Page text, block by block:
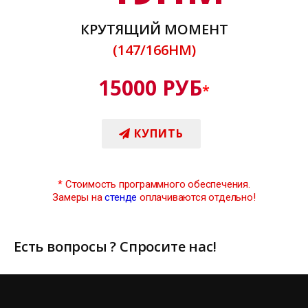
КРУТЯЩИЙ МОМЕНТ
(147/166НМ)
15000 РУБ*
КУПИТЬ
* Стоимость программного обеспечения.
Замеры настенде оплачиваются отдельно!
Есть вопросы ? Спросите нас!